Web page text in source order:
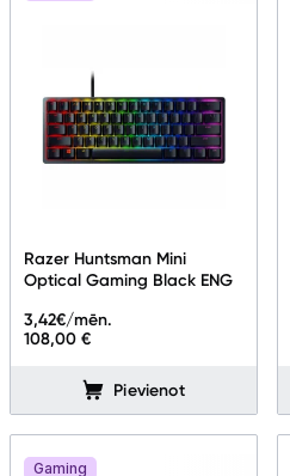
Razer Huntsman Mini
Optical Gaming Black ENG
108,00 €
3,42€/mēn.
Pievienot
Gaming